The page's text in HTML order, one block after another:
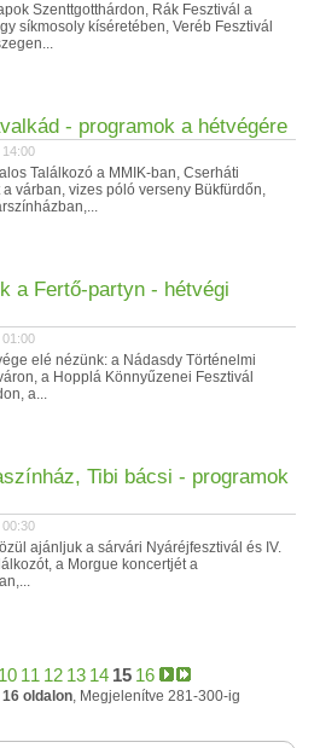
Szenttgotthárdon, Rák Fesztivál a
síkmosoly kíséretében, Veréb Fesztivál
- programok a hétvégére
14:00
Találkozó a MMIK-ban, Cserháti
várban, vizes póló verseny Bükfürdőn,
a Fertő-partyn - hétvégi
01:00
elé nézünk: a Nádasdy Történelmi
a Hopplá Könnyűzenei Fesztivál
a...
Tibi bácsi - programok
00:30
ajánljuk a sárvári Nyáréjfesztivál és IV.
a Morgue koncertjét a
10 11 12 13 14 15 16
oldalon, Megjelenítve 281-300-ig